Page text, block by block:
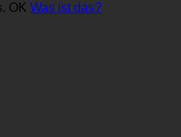
OK Was ist das?